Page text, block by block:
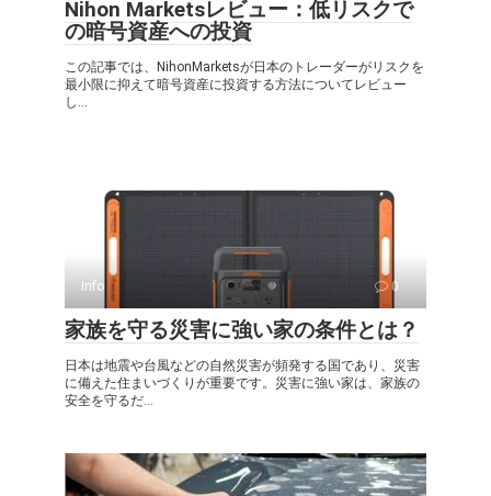
Nihon Marketsレビュー：低リスクで
の暗号資産への投資
この記事では、NihonMarketsが日本のトレーダーがリスクを
最小限に抑えて暗号資産に投資する方法についてレビュー
し...
Info 0
家族を守る災害に強い家の条件とは？
日本は地震や台風などの自然災害が頻発する国であり、災害
に備えた住まいづくりが重要です。災害に強い家は、家族の
安全を守るだ...